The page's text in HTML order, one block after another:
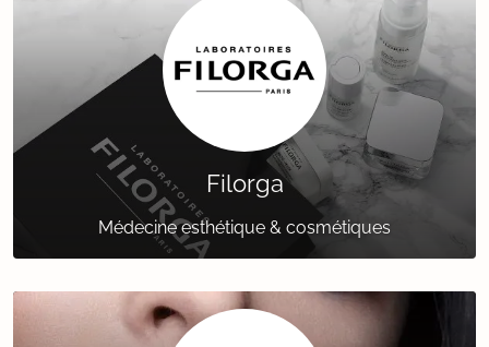
Filorga
Médecine esthétique & cosmétiques